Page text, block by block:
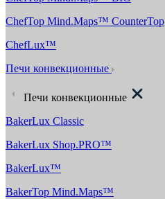
ChefTop Mind.Maps™ CounterTop
ChefLux™
Печи конвекционные
Печи конвекционные
BakerLux Classic
BakerLux Shop.PRO™
BakerLux™
BakerTop Mind.Maps™